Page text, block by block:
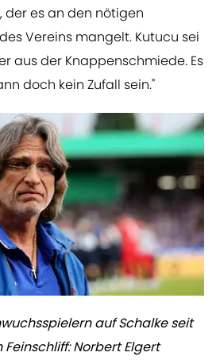
der es an den nötigen
Vereins mangelt. Kutucu sei
aus der Knappenschmiede. Es
doch kein Zufall sein."
auf Schalke seit
Norbert Elgert